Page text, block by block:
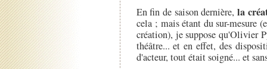
En fin de saison dernière, la
cela ; mais étant du sur-mesure
création), je suppose qu'Olivier
théâtre... et en effet, des
d'acteur, tout était soigné... et